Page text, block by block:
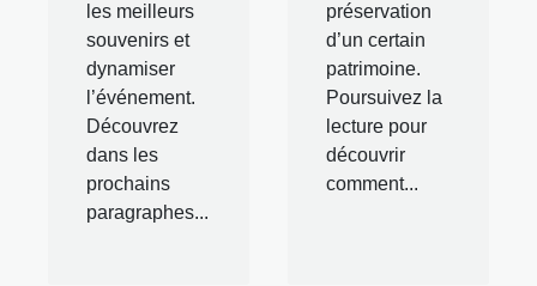
les meilleurs
souvenirs et
dynamiser
l’événement.
Découvrez
dans les
prochains
paragraphes...
préservation
d’un certain
patrimoine.
Poursuivez la
lecture pour
découvrir
comment...